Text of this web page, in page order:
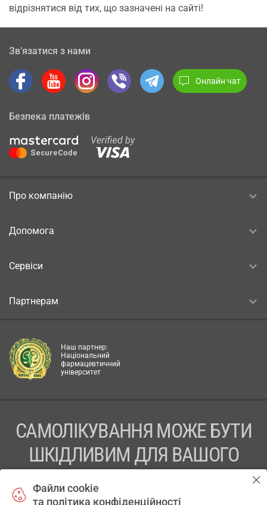
відрізнятися від тих, що зазначені на сайті!
Зв’язатися з нами
Онлайн чат
Безпека платежів
Про компанію
Допомога
Сервіси
Партнерам
Наш партнер:
Національний
фармацевтичний
університет
САМОЛІКУВАННЯ МОЖЕ БУТИ
ШКІДЛИВИМ ДЛЯ ВАШОГО
Файли cookie
та політика конфіденційності